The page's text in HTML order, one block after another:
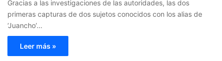
Gracias a las investigaciones de las autoridades, las dos
primeras capturas de dos sujetos conocidos con los alias de
‘Juancho’…
Leer más »